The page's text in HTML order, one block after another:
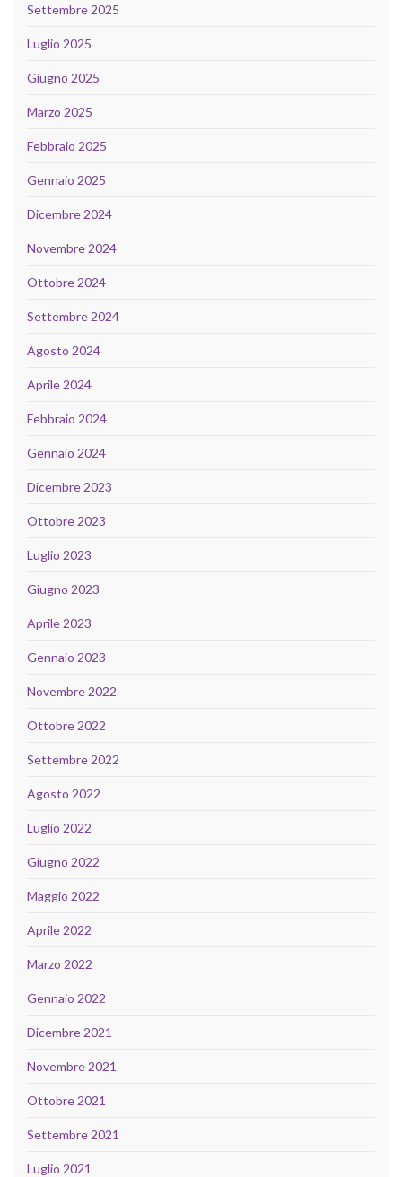
Settembre 2025
Luglio 2025
Giugno 2025
Marzo 2025
Febbraio 2025
Gennaio 2025
Dicembre 2024
Novembre 2024
Ottobre 2024
Settembre 2024
Agosto 2024
Aprile 2024
Febbraio 2024
Gennaio 2024
Dicembre 2023
Ottobre 2023
Luglio 2023
Giugno 2023
Aprile 2023
Gennaio 2023
Novembre 2022
Ottobre 2022
Settembre 2022
Agosto 2022
Luglio 2022
Giugno 2022
Maggio 2022
Aprile 2022
Marzo 2022
Gennaio 2022
Dicembre 2021
Novembre 2021
Ottobre 2021
Settembre 2021
Luglio 2021